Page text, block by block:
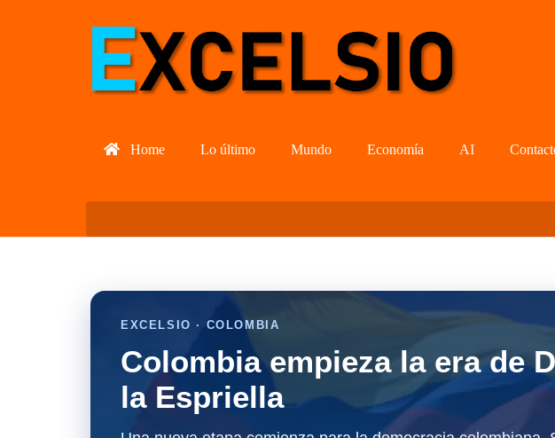
Home Lo último Mundo Economía AI
EXCELSIO · COLOMBIA
Colombia empieza la era de
la Espriella